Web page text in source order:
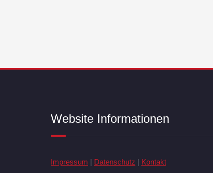
Website Informationen
Impressum | Datenschutz | Kontakt